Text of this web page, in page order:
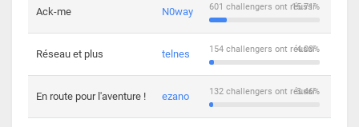
Ack-me N0way 15.71%
601 challengers ont réussi
Réseau et plus telnes 4.03%
154 challengers ont réussi
En route pour l'aventure ! ezano 3.46%
132 challengers ont réussi